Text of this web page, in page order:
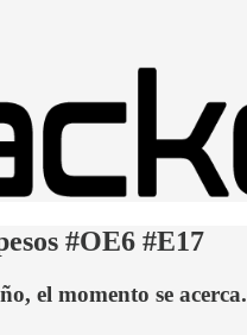
#OE6 #E17
el momento se acerca.